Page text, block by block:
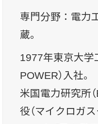
専門分野：電力
蔵。
1977年東京大学
POWER）入社。
米国電力研究所
役（マイクロガ